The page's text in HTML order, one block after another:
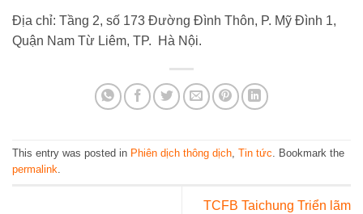
Địa chỉ: Tầng 2, số 173 Đường Đình Thôn, P. Mỹ Đình 1,
Quận Nam Từ Liêm, TP. Hà Nội.
This entry was posted in Phiên dịch thông dịch, Tin tức. Bookmark the
permalink.
TCFB Taichung Triển lãm